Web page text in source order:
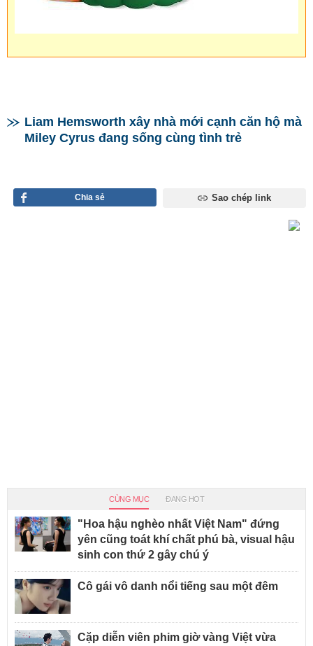
Liam Hemsworth xây nhà mới cạnh căn hộ mà
Miley Cyrus đang sống cùng tình trẻ
Chia sẻ Sao chép link
CÙNG MỤC ĐANG HOT
"Hoa hậu nghèo nhất Việt Nam" đứng
yên cũng toát khí chất phú bà, visual hậu
sinh con thứ 2 gây chú ý
Cô gái vô danh nổi tiếng sau một đêm
Cặp diễn viên phim giờ vàng Việt vừa